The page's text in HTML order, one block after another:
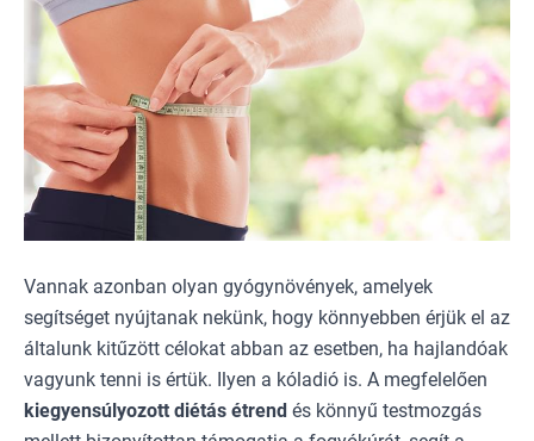
Vannak azonban olyan gyógynövények, amelyek
segítséget nyújtanak nekünk, hogy könnyebben érjük el az
általunk kitűzött célokat abban az esetben, ha hajlandóak
vagyunk tenni is értük. Ilyen a kóladió is. A megfelelően
kiegyensúlyozott diétás étrend és könnyű testmozgás